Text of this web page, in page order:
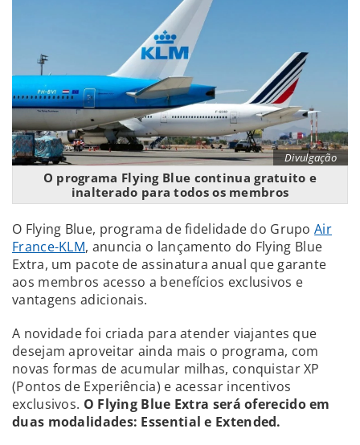
Divulgação
O programa Flying Blue continua gratuito e
inalterado para todos os membros
O Flying Blue, programa de fidelidade do GrupoAir
France-KLM, anuncia o lançamento do Flying Blue
Extra, um pacote de assinatura anual que garante
aos membros acesso a benefícios exclusivos e
vantagens adicionais.
A novidade foi criada para atender viajantes que
desejam aproveitar ainda mais o programa, com
novas formas de acumular milhas, conquistar XP
(Pontos de Experiência) e acessar incentivos
exclusivos. O Flying Blue Extra será oferecido em
duas modalidades: Essential e Extended.